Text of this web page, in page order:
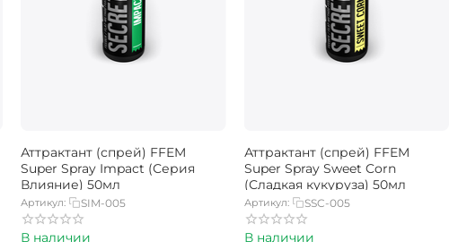
Аттрактант (спрей) FFEM
Super Spray Impact (Серия
Влияние) 50мл
Артикул: SIM-005
В наличии
Аттрактант (спрей) FFEM
Super Spray Sweet Corn
(Сладкая кукуруза) 50мл
Артикул: SSC-005
В наличии